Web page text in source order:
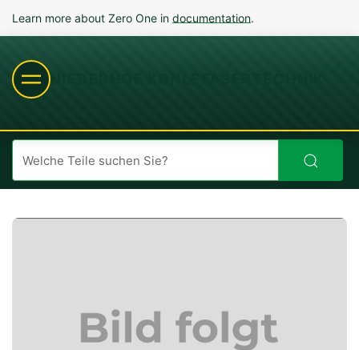
Learn more about Zero One in documentation.